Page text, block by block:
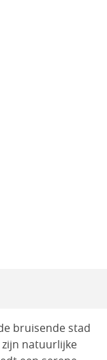
bruisende stad
natuurlijke